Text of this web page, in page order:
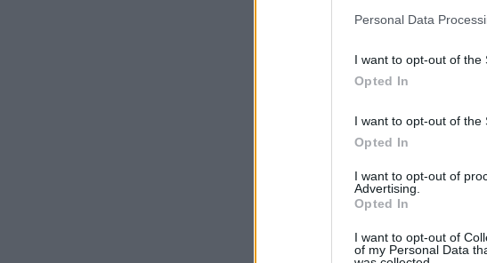
Personal Data
I want to opt-out of the
Opted In
I want to opt-out of the
Opted In
I want to opt-out of
Advertising.
Opted In
I want to opt-out of
of my Personal Data
Όταν η πτήση
Όταν η πτήση
εταιρεία της
Όταν η πτήση